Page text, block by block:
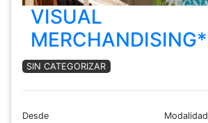
VISUAL
MERCHANDISING*
SIN CATEGORIZAR
Desde Modalidad